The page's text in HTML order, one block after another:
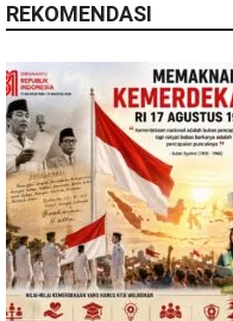
REKOMENDASI